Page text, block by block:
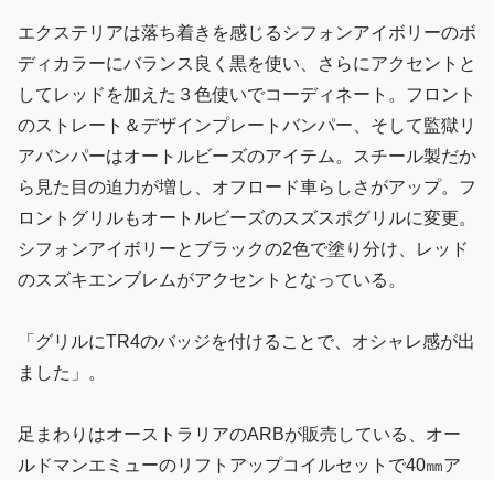
エクステリアは落ち着きを感じるシフォンアイボリーのボ
ディカラーにバランス良く黒を使い、さらにアクセントと
してレッドを加えた３色使いでコーディネート。フロント
のストレート＆デザインプレートバンパー、そして監獄リ
アバンパーはオートルビーズのアイテム。スチール製だか
ら見た目の迫力が増し、オフロード車らしさがアップ。フ
ロントグリルもオートルビーズのスズスポグリルに変更。
シフォンアイボリーとブラックの2色で塗り分け、レッド
のスズキエンブレムがアクセントとなっている。
「グリルにTR4のバッジを付けることで、オシャレ感が出
ました」。
足まわりはオーストラリアのARBが販売している、オー
ルドマンエミューのリフトアップコイルセットで40㎜ア